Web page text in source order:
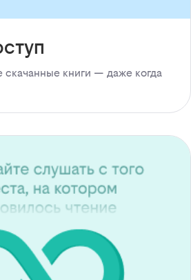
скачанные книги — даже когда